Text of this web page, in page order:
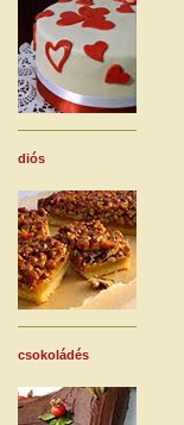
diós
csokoládés